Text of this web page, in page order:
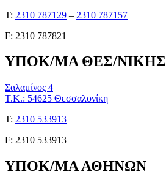
Τ: 2310 787129 – 2310 787157
F: 2310 787821
ΥΠΟΚ/ΜΑ ΘΕΣ/ΝΙΚΗΣ
Σαλαμίνος 4
Τ.Κ.: 54625 Θεσσαλονίκη
Τ: 2310 533913
F: 2310 533913
ΥΠΟΚ/ΜΑ ΑΘΗΝΩΝ